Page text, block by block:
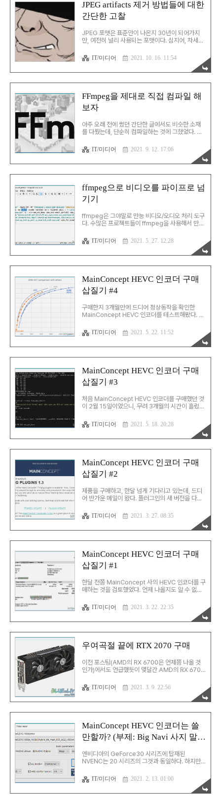
보니... 실패했다... 또 다시 시작이다 싶어서 다양한
테스트를 돌려보고, 오류 리포트를 준비하고 있었
에서 mp4로 바꿔보니 아무 문제 없이 잘 인코딩된
다. 결론은 HEVC Encoder P..
JPEG artifacts 제거 방법들에 대한
간단한 고찰
JPEG 포맷은 표준안이 나온지 30년이 되어가지
만, 여전히 널리 사용되는 포맷이다. 심지어, 차세대
어질 때까지 JPEG는 버티고 있다. 물론, 영상을 전
문으로 하시는 분들께는 그냥 한물 간 포맷이겠지
만, 현실세계에선 그렇지 않다. JPEG는 압축률이
칭되는 노이즈가 가장 큰 약점이다. 그리고, 나온지
오래된 포맷답게 이 artifacts를 없애는 방법들이
꽤 검토되었고, 대표적으로 다음 두 가지 방식이 있
다. 1. 이미지 자체에서 artifacts로 인식되는 영역
제거 가장 손쉽게 접근한 방식은 파일을 읽은 뒤에
각 픽셀을 인접 픽셀들과 비교하는 것이다.
Paint.NET의 플러그인 중 하나인..
IT/미디어 2021. 10. 16. 11:54
FFmpeg을 제대로 직접 컴파일 해
보자
아주 오래 전에 썼던 간단한 글에서도 비슷한 소재
를 다뤘는데, 단순히 컴파일하는 것에 그쳤었다. 좀
아서 해주셨고... 참고로, AAC 인코더는 여전히 최
종 보스 솔루션이 존재하지 않으며, 선택지마다 조
금씩 다른 특성이 있다는 점도 생각해야 한다. 1. 전
가 쓸 수 있는 건 아님 2. Nero AAC 인코더는
2010년으로 개발 및 수정보완이 완전히 중단됨 3.
원조 맛집 Fraunhofer FDK AAC는 오픈 소스이
나 내가 임의로 실행파일을 배포할 수는 없음
외국 포럼들을 다니다 보면 libfdk가 좋다는 평도
보인다. 나는 이중 1, 2번을 그동..
IT/미디어 2021. 9. 12. 17:06
ffmpeg으로 비디오를 파이프로 넘
기기
ffmpeg은 그야말로 만능 비디오/오디오 처리 도구
다. 수많은 프로젝트들이 ffmpeg을 사용해서 만들
존재한다. 오히려 너무 기능이 방대해서 오히려 불
편을 겪을 때가 있을 정도다. 예를 들면,
MainConcept의 HEVC 인코더는 ffmpeg 플러
가 있다. 커스텀 버전의 ffmpeg을 사용해야만 인코
딩을 할 수 있는데, 이게 순정품(?)의 기능 중 없는
게 있다. AVS 입력이 완벽하지 않기도 하고, 정확히
어떤 모듈까지 사용됐는지 일일이 찾기도 번거롭다.
는 입장에서 불편한 건 사실이다. 이럴 때 손쉽게 쓸
수 있는 방법은 ffmpeg 두 버전 간에..
IT/미디어 2021. 5. 27. 12:28
MainConcept HEVC 인코더 구매
삽질기 #4
구매한지 3개월만에 드디어 정상동작을 확인한
MainConcept HEVC 인코더를 테스트해봤다. 테
행하여 결과물의 품질을 비교했으며... 이전에 데모
버전의 테스트를 위해 만든 인코더의 기능을 좀 보
강해서 진행했다. MC의 인코딩을 위해선 따로 컴파
잘 읽지 못하는 문제가 발견됐다. 이를 위해 아예
FFmpeg을 직접 컴파일할 수도 있었지만, 귀차니
즘으로 그냥 FFmpeg들을 파이프로 연결하도록 보
강. 1. color range x264/x265는 기본적으로
235)로 인코딩한다. 동일선상에 놓고 비교하기 위
해 limited range 옵..
IT/미디어 2021. 5. 22. 11:52
MainConcept HEVC 인코더 구매
삽질기 #3
처음 MainConcept HEVC 인코더를 구매했던 것
이 2월 15일이었으니, 무려 3개월의 시간이 흘렀
전을 두 번 다운받았지만, 제대로 실행되지 않는 문
제는 여전했다. 그러다 드디어 3개월만에 모든 문제
를 수정했다는 메일을 받았다. 마음을 가다듬고 기
팅하고 다시 설치를 시작했다. 설치 과정에서 나오
는 PC 보호 경고 메시지는 반갑기까지 하다. 먼저
확인해본 것은 인증 모듈이 잘 동작하는지 여부.
Error: 0이 드디어 표시됨으로써 인증 관련 문제가
없다는 점을 확인했다. 바야흐로 테스트 인코딩... 잘
된다. 이제부터 본격 인코딩 효율이나 동작속도 등
을 테스트할 예정.
IT/미디어 2021. 5. 18. 20:28
MainConcept HEVC 인코더 구매
삽질기 #2
제품을 구매하고, 한달 넘게 기다리고 있는데, 드디
어 반가운 메일이 왔다. 플러그인의 새 버전을 다운
클릭하니 반가운 글자들이 보인다. 그런데, 이게 뭥
미? User name, Password? 아무리 생각해도
계정 같은 걸 만들었던 기억이 없는데... 그래도 혹시
온 기계가 쓴 거라 해도 믿을 것 같는 답장. 1. 구매했
을 때 받은 메일 봐 2. 그리고 지난 버전 다운받는 링
크 알랴줌 혹시나 내가 뭔갈 놓쳤나 싶어 바로 그 메
일을 뒤져봤지만, 당연히 계정 정보 같은 건 없다.
MainConcept 쪽의 시스템은, 다운링크는 주되,
별도의 인증 프로그램으로 인증받는 구조이다. 메일
로 설명하니 드디어 뭔가를 보내..
IT/미디어 2021. 3. 27. 08:35
MainConcept HEVC 인코더 구매
삽질기 #1
한달 전쯤 MainConcept 사의 HEVC 인코더를 구
매하는 것을 검토했었다. 언제 나올지도 알 수 없고,
쪽이 더 현실적인 선택이기 때문이었다. 테스트 결
과는 상당히 만족스러웠다. 인코딩 속도는 HW 인코
더와 x264의 중간 정도였는데, 화질은 x265에 상
Navi를 포기하고, MainConcept HEVC 인코더
를 구매한 뒤, 당근을 통해 RTX2070으로 업그레
이드했다. 송장(Invoice)을 받고 자세히 읽어보니
반가울데가! 하지만, 언제나 현실은 냉혹한 것... 정
식 버전으로 업그레이드를 하고 나니 인코딩이 되지
IT/미디어 2021. 3. 22. 22:35
우여곡절 끝에 RTX 2070 구매
이전 포스팅(AMD의 RX 6700은 언제쯤 나올 것
인가)에서도 언급했듯이 몇달간 AMD의 RX 6700
이전 버전과 동일했기 때문에 아무런 메리트가 없기
때문이었다. 그런데, MainConcept의 HEVC 인코
더 데모 버전을 돌려본 뒤 생각이 바뀌었다. 관련 포
(부제: Big Navi 사지 말까?) 이 인코더는
CPU+GPU Hybrid 인코딩을 지원하는데, 성능과
품질 모두 만족스러운 수준이 나왔다. 문제는 이 인
코더는 AMD의 GPU는 지원하지 않는다는 점. 고
심 끝에 RTX 3060을 노리고 공개일 새벽부터 열
심히 뛰어들었지만, 결국 구매에 실패하고야 말았
다. 구매까지 갔다가 입금하려니 ..
IT/미디어 2021. 3. 9. 22:56
MainConcept HEVC 인코더는 쓸
만할까? (부제: Big Navi 사지 말
까?)
엔비디아의 GeForce30 시리즈에 탑재된
NVENC는 20 시리즈의 그것과 동일하다. 하지만,
비해 향상되었다고 해서 기대하고 있었다. 그런데,
글카의 가격을 생각했을 때 이 업글이 합리적인지
다시 한번 판단해보기로 했다. 대안으로 고민해본
IT/미디어 2021. 2. 13. 01:00